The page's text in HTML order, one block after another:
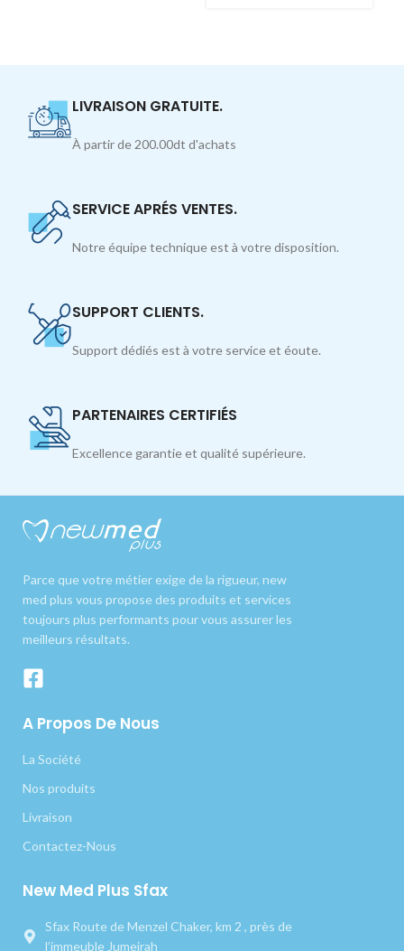
LIVRAISON GRATUITE.
À partir de 200.00dt d'achats
SERVICE APRÉS VENTES.
Notre équipe technique est à votre disposition.
SUPPORT CLIENTS.
Support dédiés est à votre service et éoute.
PARTENAIRES CERTIFIÉS
Excellence garantie et qualité supérieure.
Parce que votre métier exige de la rigueur, new
med plus vous propose des produits et services
toujours plus performants pour vous assurer les
meilleurs résultats.
A Propos De Nous
La Société
Nos produits
Livraison
Contactez-Nous
New Med Plus Sfax
Sfax Route de Menzel Chaker, km 2 , près de
l’immeuble Jumeirah